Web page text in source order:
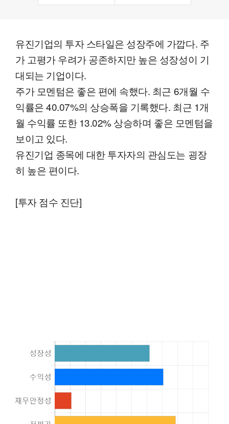
유진기업의 투자 스타일은 성장주에 가깝다. 주
가 고평가 우려가 공존하지만 높은 성장성이 기
대되는 기업이다.
주가 모멘텀은 좋은 편에 속했다. 최근 6개월 수
익률은 40.07%의 상승폭을 기록했다. 최근 1개
월 수익률 또한 13.02% 상승하며 좋은 모멘텀을
보이고 있다.
유진기업 종목에 대한 투자자의 관심도는 굉장
히 높은 편이다.
[투자 점수 진단]